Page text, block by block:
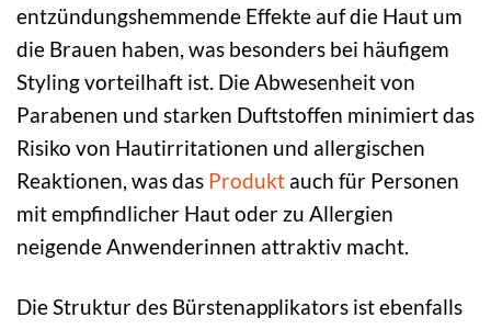
entzündungshemmende Effekte auf die Haut um
die Brauen haben, was besonders bei häufigem
Styling vorteilhaft ist. Die Abwesenheit von
Parabenen und starken Duftstoffen minimiert das
Risiko von Hautirritationen und allergischen
Reaktionen, was das Produkt auch für Personen
mit empfindlicher Haut oder zu Allergien
neigende Anwenderinnen attraktiv macht.
Die Struktur des Bürstenapplikators ist ebenfalls